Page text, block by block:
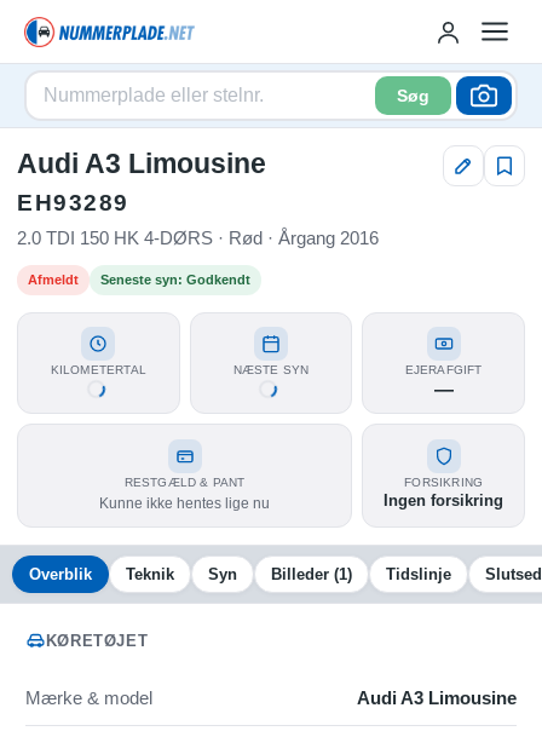
Søg
Audi A3 Limousine
EH93289
2.0 TDI 150 HK 4-DØRS · Rød · Årgang 2016
Afmeldt Seneste syn: Godkendt
KILOMETERTAL NÆSTE SYN EJERAFGIFT
—
RESTGÆLD & PANT
Kunne ikke hentes lige nu
FORSIKRING
Ingen forsikring
Overblik Teknik Syn Billeder (1) Tidslinje
KØRETØJET
Mærke & model Audi A3 Limousine